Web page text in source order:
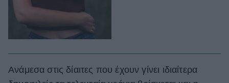
Ανάμεσα στις δίαιτες που έχουν γίνει ιδιαίτερα